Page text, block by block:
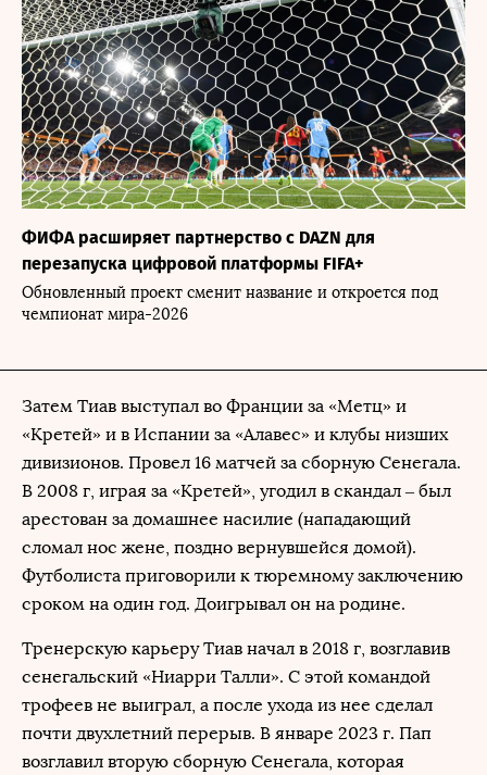
ФИФА расширяет партнерство с DAZN для
перезапуска цифровой платформы FIFA+
Обновленный проект сменит название и откроется под
чемпионат мира-2026
Затем Тиав выступал во Франции за «Метц» и
«Кретей» и в Испании за «Алавес» и клубы низших
дивизионов. Провел 16 матчей за сборную Сенегала.
В 2008 г, играя за «Кретей», угодил в скандал – был
арестован за домашнее насилие (нападающий
сломал нос жене, поздно вернувшейся домой).
Футболиста приговорили к тюремному заключению
сроком на один год. Доигрывал он на родине.
Тренерскую карьеру Тиав начал в 2018 г, возглавив
сенегальский «Ниарри Талли». С этой командой
трофеев не выиграл, а после ухода из нее сделал
почти двухлетний перерыв. В январе 2023 г. Пап
возглавил вторую сборную Сенегала, которая